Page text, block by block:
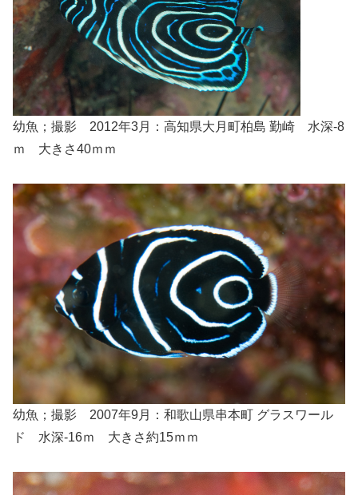
幼魚；撮影 2012年3月：高知県大月町柏島 勤崎 水深-8
ｍ 大きさ40ｍｍ
幼魚；撮影 2007年9月：和歌山県串本町 グラスワール
ド 水深-16ｍ 大きさ約15ｍｍ